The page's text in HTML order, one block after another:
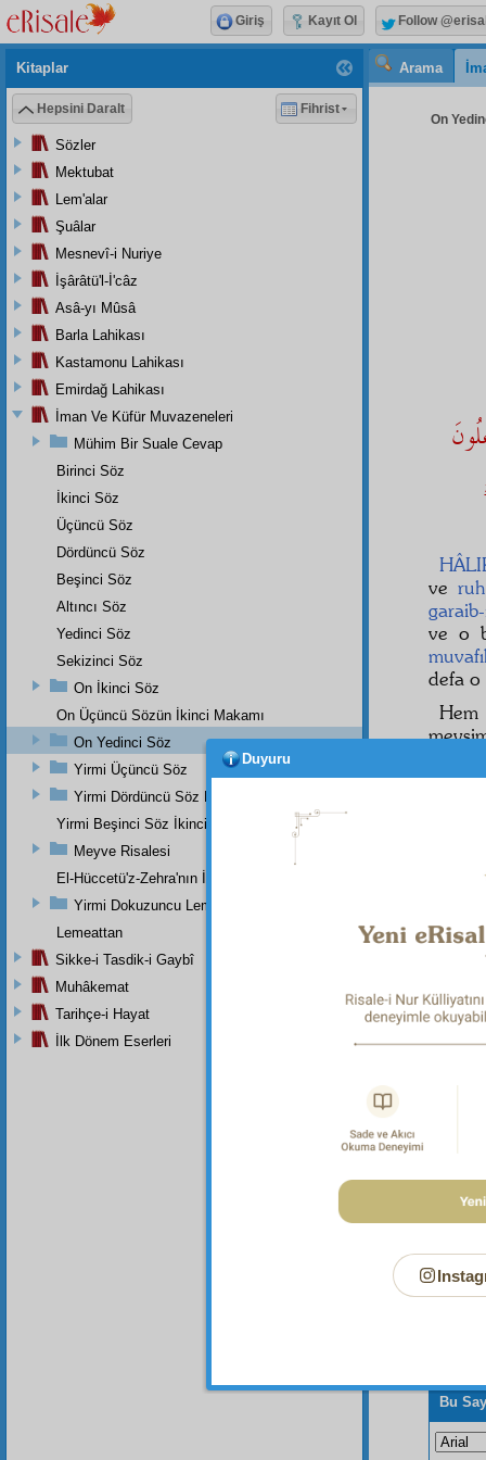
Arama
On
ve
ve o
defa o
Hem
güzel
toprak
Dipnot-2
Bu
Kitaplar
Hepsini Daralt Fihrist
Sözler
Mektubat
Lem'alar
Şuâlar
Mesnevî-i Nuriye
İşârâtü'l-İ'câz
Asâ-yı Mûsâ
Barla Lahikası
Kastamonu Lahikası
Emirdağ Lahikası
İman Ve Küfür Muvazeneleri
Mühim Bir Suale Cevap
Birinci Söz
İkinci Söz
Üçüncü Söz
Dördüncü Söz
Beşinci Söz
Altıncı Söz
Yedinci Söz
Sekizinci Söz
On İkinci Söz
On Üçüncü Sözün İkinci Makamı
On Yedinci Söz
Yirmi Üçüncü Söz
Yirmi Dördüncü Söz Beşinci Dal
Yirmi Beşinci Söz İkinci Cilve
Meyve Risalesi
El-Hüccetü'z-Zehra'nın İkinci Makamı
Yirmi Dokuzuncu Lem'a İkinci Bab
Lemeattan
Sikke-i Tasdik-i Gaybî
Muhâkemat
Tarihçe-i Hayat
İlk Dönem Eserleri
Giriş Kayıt Ol Follow
Duyuru